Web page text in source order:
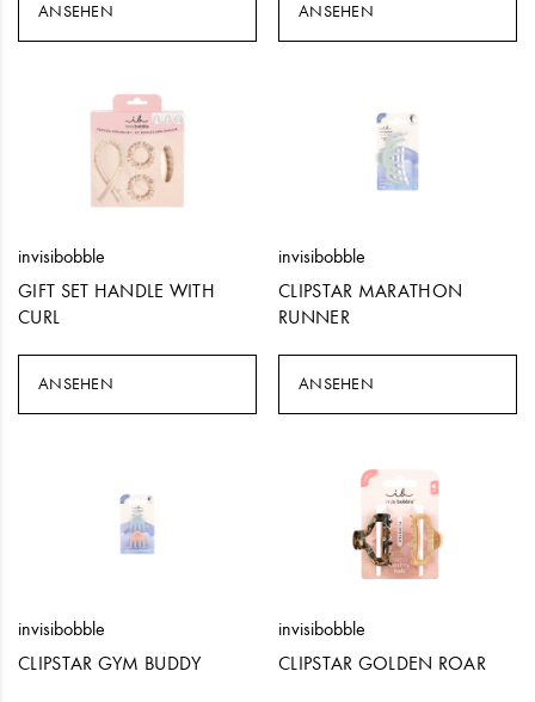
ANSEHEN ANSEHEN
invisibobble
GIFT SET HANDLE WITH
CURL
ANSEHEN
invisibobble
CLIPSTAR MARATHON
RUNNER
ANSEHEN
invisibobble
CLIPSTAR GYM BUDDY
invisibobble
CLIPSTAR GOLDEN ROAR